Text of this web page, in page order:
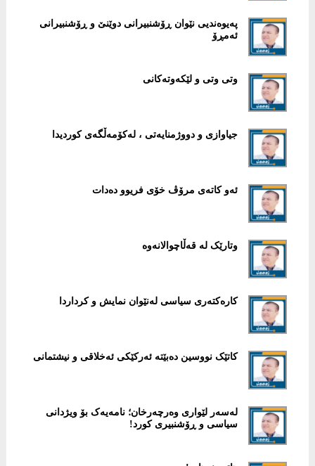
پەیوەندیی نێوان ڕۆشنبیرانی دوێنێ و ڕۆشنبیرانی
ئەمڕۆ
وتی وتی و لێکەوتەکانی
جیاوازی و دووژمنایەتی ، لەکۆمەڵگەی کوردیدا
ئەو كاتەی مرۆڤ خۆی فریوو دەدات
وتارێک لە قەڵاچوالانەوە
کارەکتەری سیاسی لەنێوان نمایش و کرداردا
کاتێک نووسین دەبێتە ئەرکێکی ئەخلاقی و نیشتمانی
لەسەر لێواری وەرچەرخان؛ نامەیەک بۆ ویژدانی
سیاسی و ڕۆشنبیری کورد!